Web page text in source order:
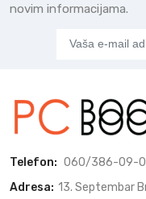
novim informacijama.
Telefon: 060/386-09-
Adresa: 13. Septembar